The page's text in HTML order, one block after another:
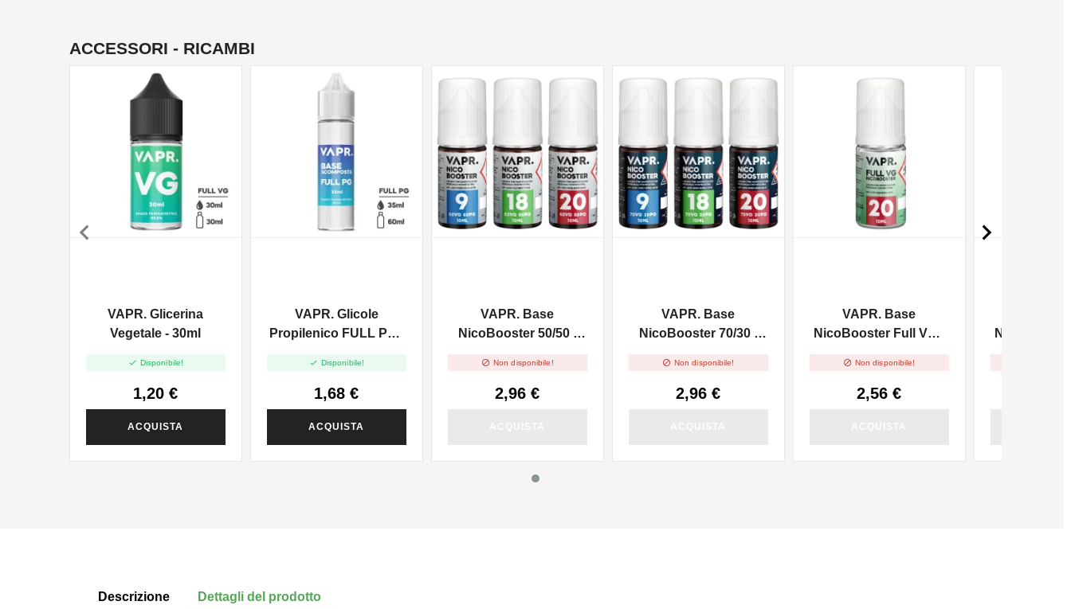
ACCESSORI - RICAMBI
VAPR. Glicerina
Vegetale - 30ml
 Disponibile!
1,20 €
ACQUISTA
VAPR. Glicole
Propilenico FULL PG -
 Disponibile!
1,68 €
ACQUISTA
VAPR. Base
NicoBooster 50/50 -
 Non disponibile!
2,96 €
VAPR. Base
NicoBooster 70/30 -
 Non disponibile!
2,96 €
VAPR. Base
NicoBooster Full VG -
 Non disponibile!
2,56 €
 
Descrizione Dettagli del prodotto